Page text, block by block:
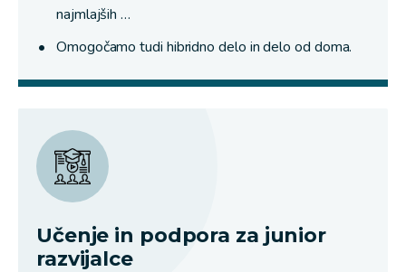
najmlajših …
Omogočamo tudi hibridno delo in delo od doma.
Učenje in podpora za junior
razvijalce